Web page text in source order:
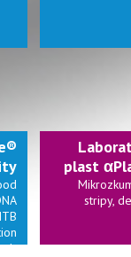
plast
stripy,